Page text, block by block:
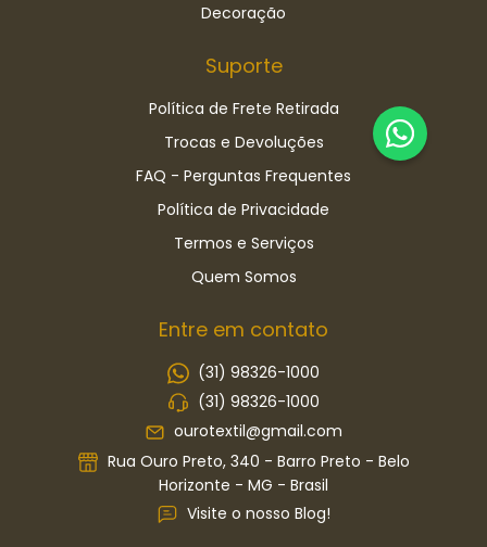
Decoração
Suporte
Política de Frete Retirada
Trocas e Devoluções
FAQ - Perguntas Frequentes
Política de Privacidade
Termos e Serviços
Quem Somos
Entre em contato
(31) 98326-1000
(31) 98326-1000
ourotextil@gmail.com
Rua Ouro Preto, 340 - Barro Preto - Belo
Horizonte - MG - Brasil
Visite o nosso Blog!